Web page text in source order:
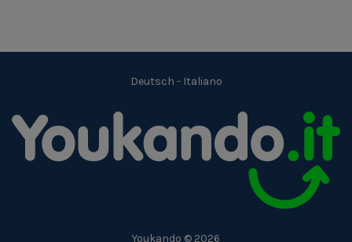
Deutsch - Italiano
Youkando © 2026